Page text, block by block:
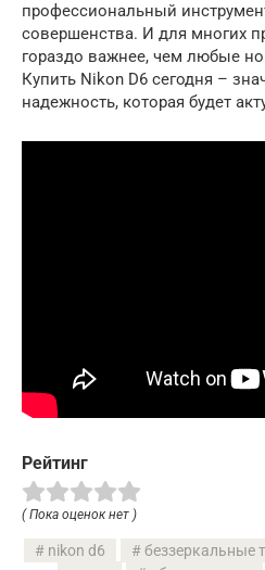
профессиональный
совершенства. И для многих
гораздо важнее, чем любые
Купить Nikon D6 сегодня –
надежность, которая будет
Рейтинг
( Пока оценок нет )
nikon d6 беззеркальные